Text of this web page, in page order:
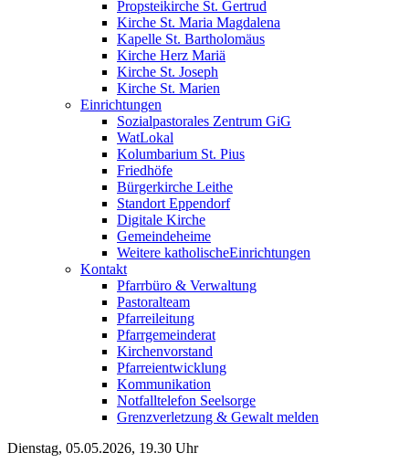
Propsteikirche St. Gertrud
Kirche St. Maria Magdalena
Kapelle St. Bartholomäus
Kirche Herz Mariä
Kirche St. Joseph
Kirche St. Marien
Einrichtungen
Sozialpastorales Zentrum GiG
WatLokal
Kolumbarium St. Pius
Friedhöfe
Bürgerkirche Leithe
Standort Eppendorf
Digitale Kirche
Gemeindeheime
Weitere katholische­­Einrichtungen
Kontakt
Pfarrbüro & Verwaltung
Pastoralteam
Pfarreileitung
Pfarrgemeinderat
Kirchenvorstand
Pfarreientwicklung
Kommunikation
Notfalltelefon Seelsorge
Grenzverletzung & Gewalt melden
Dienstag, 05.05.2026, 19.30 Uhr